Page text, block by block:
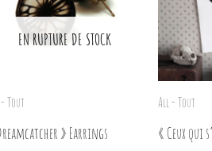
EN RUPTURE DE STOCK
Tout
» Earrings
All - Tout
« Ceux